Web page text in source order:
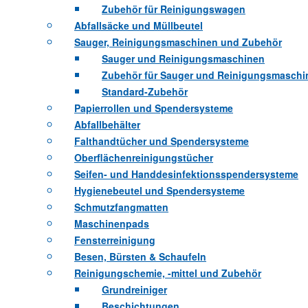
Zubehör für Reinigungswagen
Abfallsäcke und Müllbeutel
Sauger, Reinigungsmaschinen und Zubehör
Sauger und Reinigungsmaschinen
Zubehör für Sauger und
Standard-Zubehör
Papierrollen und Spendersysteme
Abfallbehälter
Falthandtücher und Spendersysteme
Oberflächenreinigungstücher
Seifen- und Handdesinfektionsspendersysteme
Hygienebeutel und Spendersysteme
Schmutzfangmatten
Maschinenpads
Fensterreinigung
Besen, Bürsten & Schaufeln
Reinigungschemie, -mittel und Zubehör
Grundreiniger